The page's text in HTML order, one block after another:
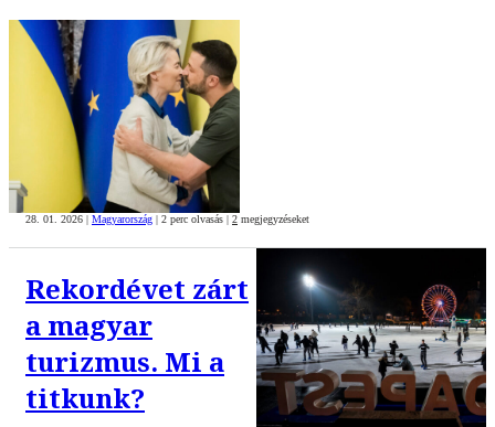
28. 01. 2026 | Magyarország | 2 perc olvasás | 2 megjegyzéseket
Rekordévet zárt
a magyar
turizmus. Mi a
titkunk?